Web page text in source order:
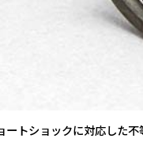
トショックに対応した